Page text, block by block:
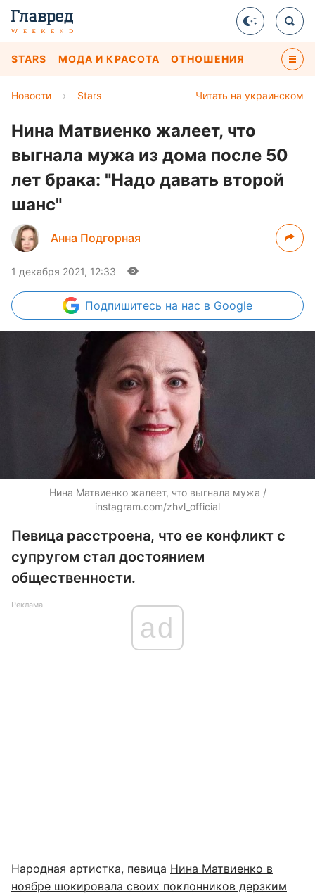
STARS МОДА И КРАСОТА ОТНОШЕНИЯ
Читать на украинском
Новости › Stars
Нина Матвиенко жалеет, что
выгнала мужа из дома после 50
лет брака: "Надо давать второй
шанс"
Анна Подгорная
1 декабря 2021, 12:33
Подпишитесь на нас в Google
Нина Матвиенко жалеет, что выгнала мужа /
instagram.com/zhvl_official
Певица расстроена, что ее конфликт с
супругом стал достоянием
общественности.
Реклама
ad
Народная артистка, певица Нина Матвиенко в
ноябре шокировала своих поклонников дерзким